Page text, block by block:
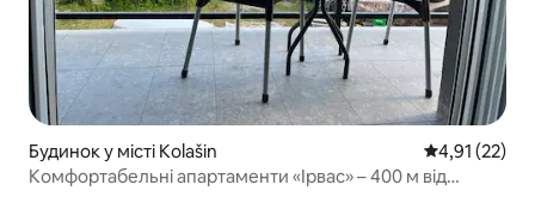
Будинок у місті Kolašin Середня
4,91 (22)
Комфортабельні апартаменти «Ірвас» – 400 м від